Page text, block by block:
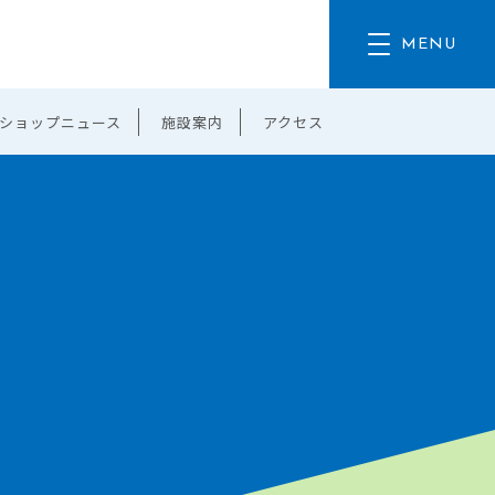
ョップニュース 施設案内 アクセス